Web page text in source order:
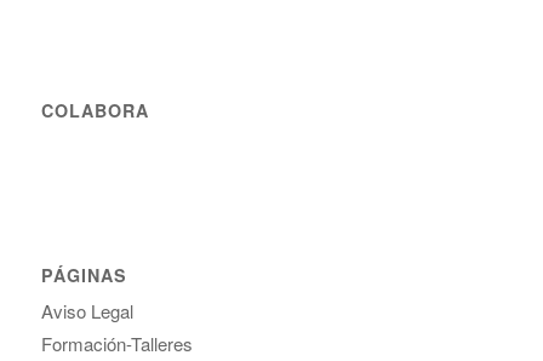
COLABORA
PÁGINAS
Aviso Legal
Formación-Talleres